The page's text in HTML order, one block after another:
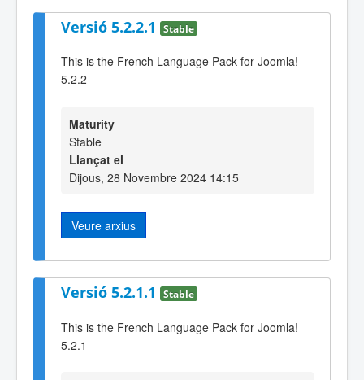
Versió 5.2.2.1 Stable
This is the French Language Pack for Joomla!
5.2.2
Maturity
Stable
Llançat el
Dijous, 28 Novembre 2024 14:15
Veure arxius
Versió 5.2.1.1 Stable
This is the French Language Pack for Joomla!
5.2.1